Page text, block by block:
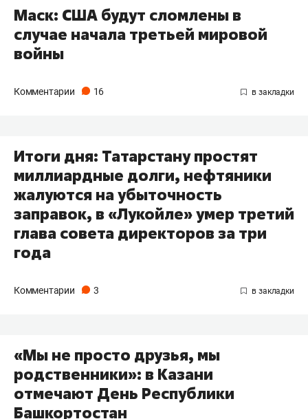
Маск: США будут сломлены в
случае начала третьей мировой
войны
Комментарии 16
Итоги дня: Татарстану простят
миллиардные долги, нефтяники
жалуются на убыточность
заправок, в «Лукойле» умер третий
глава совета директоров за три
года
Комментарии 3
«Мы не просто друзья, мы
родственники»: в Казани
отмечают День Республики
Башкортостан